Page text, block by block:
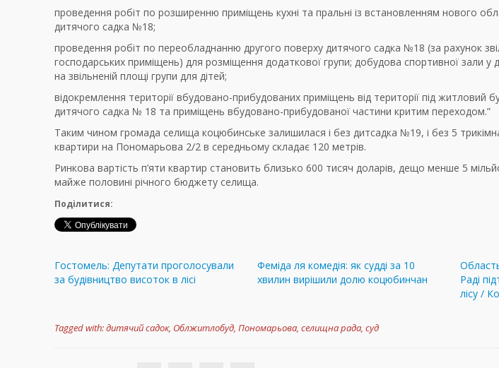
проведення робіт по розширенню приміщень кухні та пральні із встановленням нового
дитячого садка №18;
проведення робіт по переобладнанню другого поверху дитячого садка №18 (за рахунок
господарських приміщень) для розміщення додаткової групи; добудова спортивної зали
на звільненій площі групи для дітей;
відокремлення території вбудовано-прибудованих приміщень від території під житловий
дитячого садка № 18 та приміщень вбудовано-прибудованої частини критим переходом.”
Таким чином громада селища коцюбинське залишилася і без дитсадка №19, і без 5
квартири на Пономарьова 2/2 в середньому складає 120 метрів.
Ринкова вартість п’яти квартир становить близько 600 тисяч доларів, дещо менше 5
майже половині річного бюджету селища.
Поділитися:
Гостомель: Депутати проголосували
за будівництво висоток в лісі
Феміда ля комедія: як судді за 10
хвилин вирішили долю коцюбинчан
Раді
лісу /
Tagged with:дитячий садок, Облжитлобуд, Пономарьова, селищна рада, суд